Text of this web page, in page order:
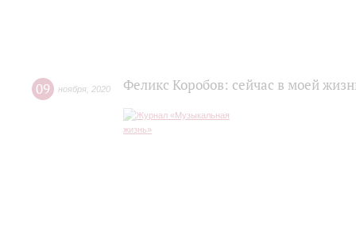
09 ноября 2020 Феликс Коробов: сейчас в моей